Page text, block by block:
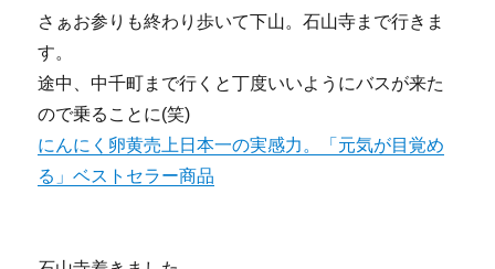
さぁお参りも終わり歩いて下山。石山寺まで行きま
す。
途中、中千町まで行くと丁度いいようにバスが来た
ので乗ることに(笑)
にんにく卵黄売上日本一の実感力。「元気が目覚め
る」ベストセラー商品